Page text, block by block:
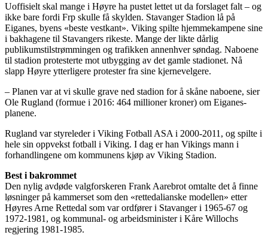
Uoffisielt skal mange i Høyre ha pustet lettet ut da forslaget falt – og
ikke bare fordi Frp skulle få skylden. Stavanger Stadion lå på
Eiganes, byens «beste vestkant». Viking spilte hjemmekampene sine
i bakhagene til Stavangers rikeste. Mange der likte dårlig
publikumstilstrømmingen og trafikken annenhver søndag. Naboene
til stadion protesterte mot utbygging av det gamle stadionet. Nå
slapp Høyre ytterligere protester fra sine kjernevelgere.
– Planen var at vi skulle grave ned stadion for å skåne naboene, sier
Ole Rugland (formue i 2016: 464 millioner kroner) om Eiganes-
planene.
Rugland var styreleder i Viking Fotball ASA i 2000-2011, og spilte i
hele sin oppvekst fotball i Viking. I dag er han Vikings mann i
forhandlingene om kommunens kjøp av Viking Stadion.
Best i bakrommet
Den nylig avdøde valgforskeren Frank Aarebrot omtalte det å finne
løsninger på kammerset som den «rettedalianske modellen» etter
Høyres Arne Rettedal som var ordfører i Stavanger i 1965-67 og
1972-1981, og kommunal- og arbeidsminister i Kåre Willochs
regjering 1981-1985.